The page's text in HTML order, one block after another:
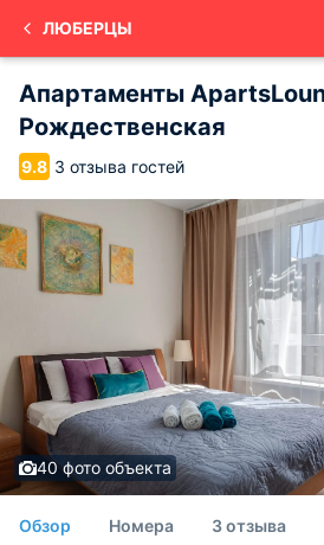
ЛЮБЕРЦЫ
Апартаменты
Рождественская
9.8 3 отзыва гостей
40 фото объекта
Обзор Номера 3 отзыва